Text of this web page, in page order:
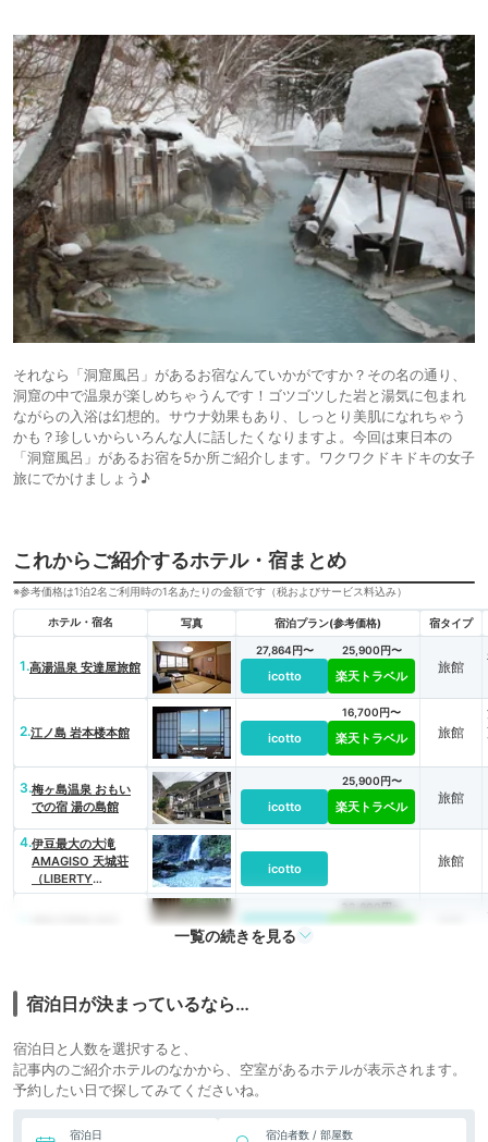
それなら「洞窟風呂」があるお宿なんていかがですか？その名の通り、
洞窟の中で温泉が楽しめちゃうんです！ゴツゴツした岩と湯気に包まれ
ながらの入浴は幻想的。サウナ効果もあり、しっとり美肌になれちゃう
かも？珍しいからいろんな人に話したくなりますよ。今回は東日本の
「洞窟風呂」があるお宿を5か所ご紹介します。ワクワクドキドキの女子
旅にでかけましょう♪
これからご紹介するホテル・宿まとめ
※参考価格は1泊2名ご利用時の1名あたりの金額です（税およびサービス料込み）
ホテル・宿名 写真 宿泊プラン(参考価格) 宿タイプ
1.高湯温泉 安達屋旅館
27,864円〜
icotto
25,900円〜
楽天トラベル
旅館
2.江ノ島 岩本楼本館 icotto
16,700円〜
楽天トラベル 旅館
3.梅ヶ島温泉 おもい
での宿 湯の島館
icotto
25,900円〜
楽天トラベル
旅館
4.伊豆最大の大滝
AMAGISO 天城荘
（LIBERTY
RESORT）
icotto 旅館
icotto
33,600円〜
一覧の続きを見る
宿泊日が決まっているなら…
宿泊日と人数を選択すると、
記事内のご紹介ホテルのなかから、空室があるホテルが表示されます。
予約したい日で探してみてくださいね。
宿泊日 宿泊者数 / 部屋数